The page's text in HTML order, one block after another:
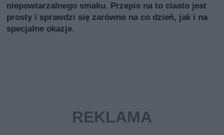
niepowtarzalnego smaku. Przepis na to ciasto jest
prosty i sprawdzi się zarówno na co dzień, jak i na
specjalne okazje.